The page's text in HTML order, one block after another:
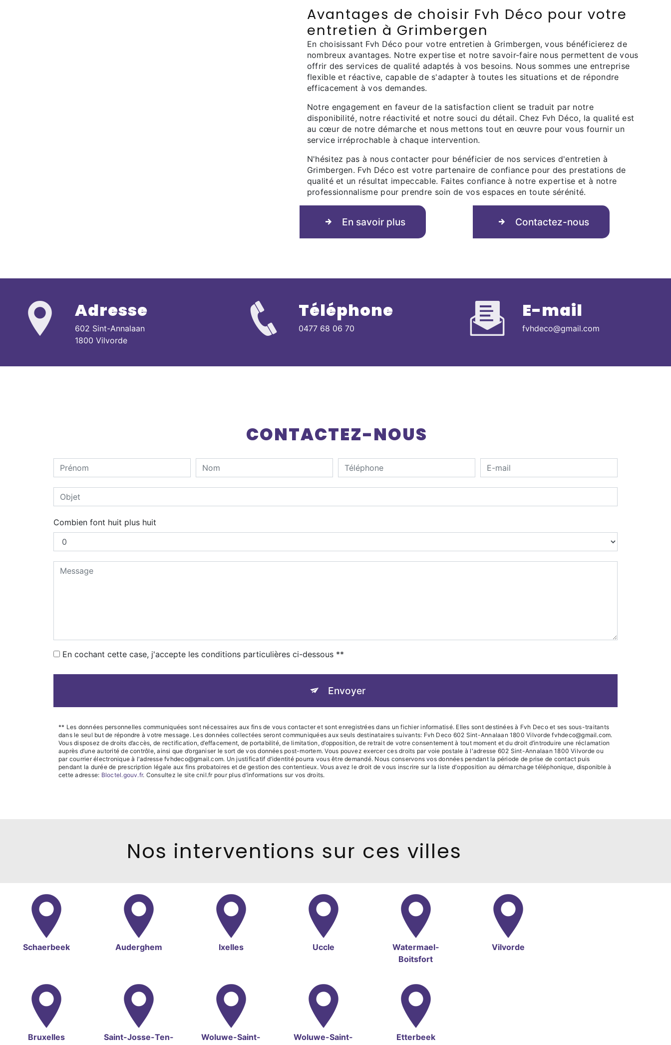
Avantages de choisir Fvh Déco pour votre
entretien à Grimbergen
En choisissant Fvh Déco pour votre entretien à Grimbergen, vous bénéficierez de
nombreux avantages. Notre expertise et notre savoir-faire nous permettent de vous
offrir des services de qualité adaptés à vos besoins. Nous sommes une entreprise
flexible et réactive, capable de s'adapter à toutes les situations et de répondre
efficacement à vos demandes.
Notre engagement en faveur de la satisfaction client se traduit par notre
disponibilité, notre réactivité et notre souci du détail. Chez Fvh Déco, la qualité est
au cœur de notre démarche et nous mettons tout en œuvre pour vous fournir un
service irréprochable à chaque intervention.
N'hésitez pas à nous contacter pour bénéficier de nos services d'entretien à
Grimbergen. Fvh Déco est votre partenaire de confiance pour des prestations de
qualité et un résultat impeccable. Faites confiance à notre expertise et à notre
professionnalisme pour prendre soin de vos espaces en toute sérénité.
En savoir plus Contactez-nous
Adresse
602 Sint-Annalaan
1800 Vilvorde
Téléphone
0477 68 06 70
E-mail
fvhdeco@gmail.com
CONTACTEZ-NOUS
Combien font huit plus huit
En cochant cette case, j'accepte les conditions particulières ci-dessous **
Envoyer
** Les données personnelles communiquées sont nécessaires aux fins de vous contacter et sont enregistrées dans un fichier informatisé. Elles sont destinées à Fvh Deco et ses sous-traitants
dans le seul but de répondre à votre message. Les données collectées seront communiquées aux seuls destinataires suivants: Fvh Deco 602 Sint-Annalaan 1800 Vilvorde fvhdeco@gmail.com.
Vous disposez de droits d’accès, de rectification, d’effacement, de portabilité, de limitation, d’opposition, de retrait de votre consentement à tout moment et du droit d’introduire une réclamation
auprès d’une autorité de contrôle, ainsi que d’organiser le sort de vos données post-mortem. Vous pouvez exercer ces droits par voie postale à l'adresse 602 Sint-Annalaan 1800 Vilvorde ou
par courrier électronique à l'adresse fvhdeco@gmail.com. Un justificatif d'identité pourra vous être demandé. Nous conservons vos données pendant la période de prise de contact puis
pendant la durée de prescription légale aux fins probatoires et de gestion des contentieux. Vous avez le droit de vous inscrire sur la liste d'opposition au démarchage téléphonique, disponible à
cette adresse: Bloctel.gouv.fr. Consultez le site cnil.fr pour plus d’informations sur vos droits.
Nos interventions sur ces villes
Schaerbeek Auderghem Ixelles Uccle
Watermael-
Boitsfort
Vilvorde
Bruxelles
Saint-Josse-Ten-
Woluwe-Saint-
Woluwe-Saint-
Etterbeek